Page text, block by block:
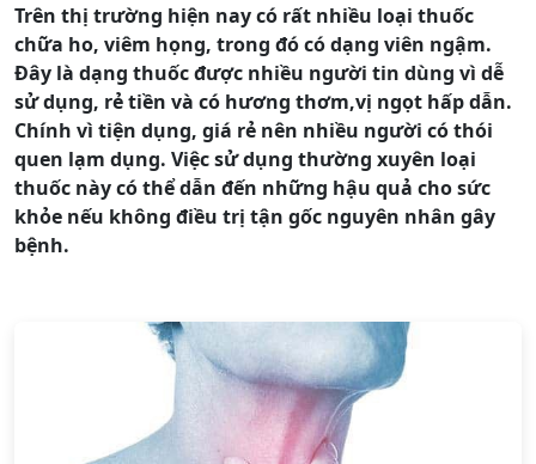
Trên thị trường hiện nay có rất nhiều loại thuốc
chữa ho, viêm họng, trong đó có dạng viên ngậm.
Đây là dạng thuốc được nhiều người tin dùng vì dễ
sử dụng, rẻ tiền và có hương thơm,vị ngọt hấp dẫn.
Chính vì tiện dụng, giá rẻ nên nhiều người có thói
quen lạm dụng. Việc sử dụng thường xuyên loại
thuốc này có thể dẫn đến những hậu quả cho sức
khỏe nếu không điều trị tận gốc nguyên nhân gây
bệnh.